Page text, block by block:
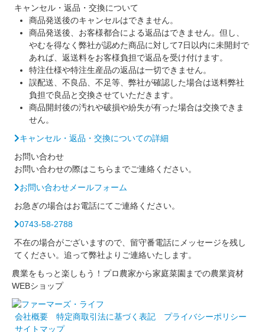
キャンセル・返品・交換について
商品発送後のキャンセルはできません。
商品発送後、お客様都合による返品はできません。但し、
やむを得なく弊社が認めた商品に対して7日以内に未開封で
あれば、返送料をお客様負担で返品を受け付けます。
特注仕様や特注生産品の返品は一切できません。
誤配送、不良品、不足等、弊社が確認した場合は送料弊社
負担で良品と交換させていただきます。
商品開封後の汚れや破損や紛失が有った場合は交換できま
せん。
キャンセル・返品・交換についての詳細
お問い合わせ
お問い合わせの際はこちらまでご連絡ください。
お問い合わせメールフォーム
お急ぎの場合はお電話にてご連絡ください。
0743-58-2788
不在の場合がございますので、留守番電話にメッセージを残し
てください。追って弊社よりご連絡いたします。
農業をもっと楽しもう！プロ農家から家庭菜園までの農業資材
WEBショップ
会社概要 特定商取引法に基づく表記
プライバシーポリシー
サイトマップ